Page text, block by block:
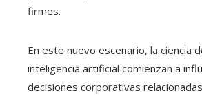
firmes.
En este nuevo escenario, la ciencia
inteligencia artificial comienzan a
decisiones corporativas